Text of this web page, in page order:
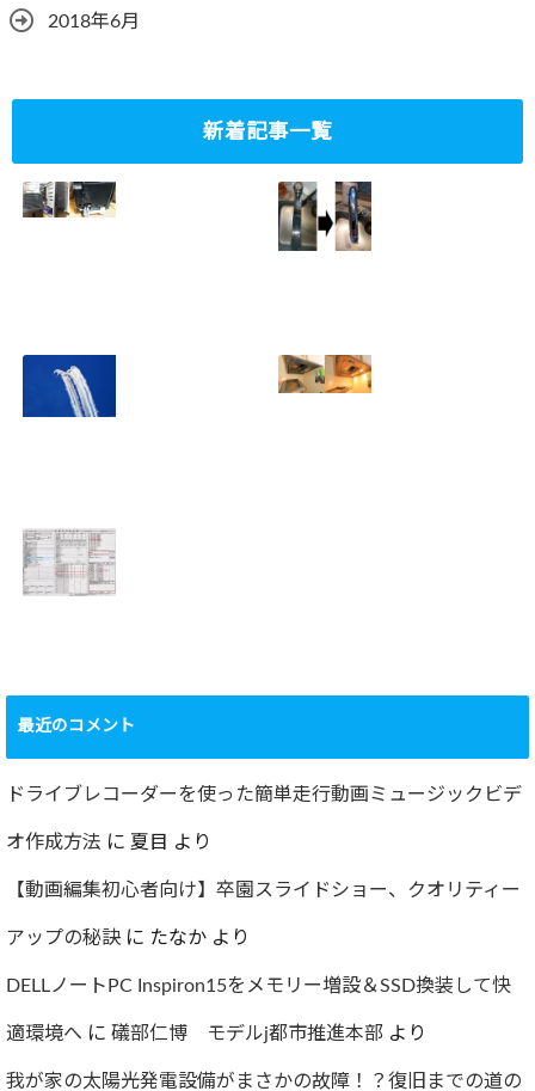
2018年6月
新着記事一覧
ド対応
2023.10.14
チレス水栓にDIY
で交換
撮影方法のレクチ
ャー
2022.12.24
要再検査となって
しまった…
2022.07.30
最近のコメント
ドライブレコーダーを使った簡単走行動画ミュージックビデ
オ作成方法 に 夏目 より
【動画編集初心者向け】卒園スライドショー、クオリティー
アップの秘訣に たなか より
DELLノートPC Inspiron15をメモリー増設＆SSD換装して快
適環境へ に 礒部仁博 モデルj都市推進本部 より
我が家の太陽光発電設備がまさかの故障！？復旧までの道の